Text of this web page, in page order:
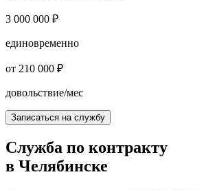
3 000 000 ₽
единовременно
от 210 000 ₽
довольствие/мес
Записаться на службу
Служба по контракту
в Челябинске